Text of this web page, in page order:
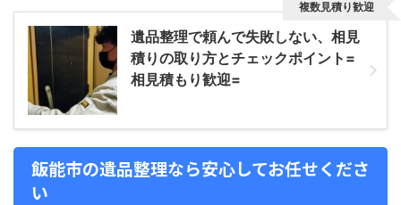
遺品整理で頼んで失敗しない、相見
積りの取り方とチェックポイント=
相見積もり歓迎=
複数見積り歓迎
飯能市の遺品整理なら安心してお任せくださ
い